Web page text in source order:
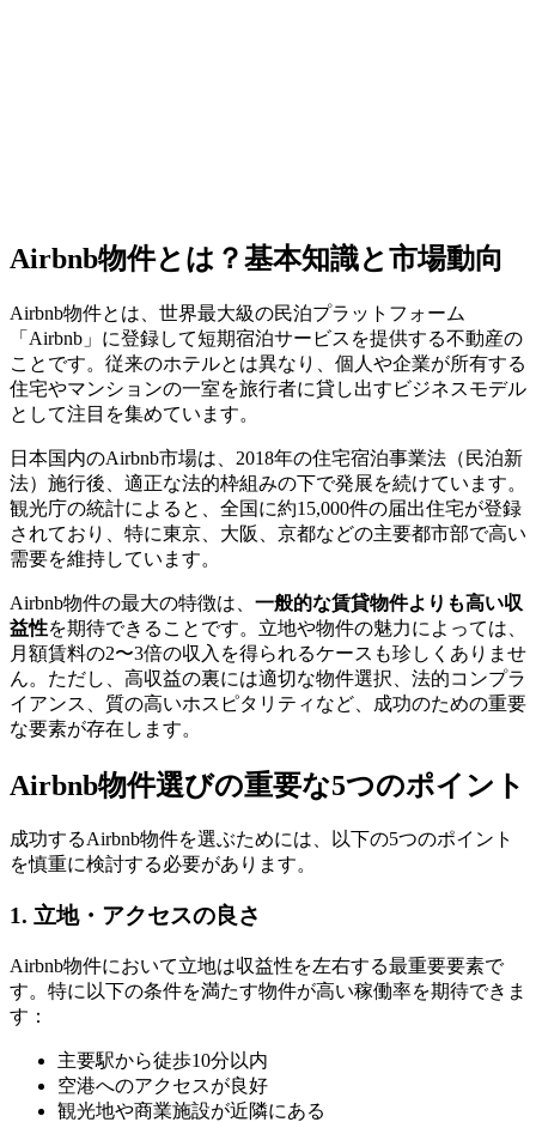
Airbnb物件とは？基本知識と市場動向
Airbnb物件とは、世界最大級の民泊プラットフォーム
「Airbnb」に登録して短期宿泊サービスを提供する不動産の
ことです。従来のホテルとは異なり、個人や企業が所有する
住宅やマンションの一室を旅行者に貸し出すビジネスモデル
として注目を集めています。
日本国内のAirbnb市場は、2018年の住宅宿泊事業法（民泊新
法）施行後、適正な法的枠組みの下で発展を続けています。
観光庁の統計によると、全国に約15,000件の届出住宅が登録
されており、特に東京、大阪、京都などの主要都市部で高い
需要を維持しています。
Airbnb物件の最大の特徴は、 一般的な賃貸物件よりも高い収
益性を期待できることです。立地や物件の魅力によっては、
月額賃料の2〜3倍の収入を得られるケースも珍しくありませ
ん。ただし、高収益の裏には適切な物件選択、法的コンプラ
イアンス、質の高いホスピタリティなど、成功のための重要
な要素が存在します。
Airbnb物件選びの重要な5つのポイント
成功するAirbnb物件を選ぶためには、以下の5つのポイント
を慎重に検討する必要があります。
1. 立地・アクセスの良さ
Airbnb物件において立地は収益性を左右する最重要要素で
す。特に以下の条件を満たす物件が高い稼働率を期待できま
す：
主要駅から徒歩10分以内
空港へのアクセスが良好
観光地や商業施設が近隣にある